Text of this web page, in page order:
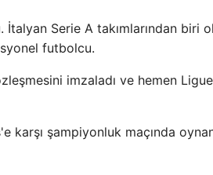
Serie A takımlarından biri
futbolcu.
imzaladı ve hemen
karşı şampiyonluk maçında